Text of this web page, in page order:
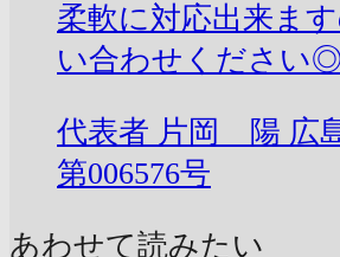
柔軟に対応出来ま
い合わせください◎
代表者 片岡 陽 広
第006576号
あわせて読みたい